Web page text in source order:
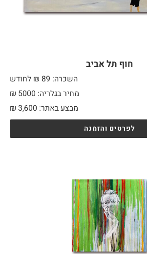
חוף תל אביב
השכרה: 89 ₪ לחודש
מחיר בגלריה: 5000 ₪
מבצע באתר:
₪ 3,600
לפרטים והזמנה